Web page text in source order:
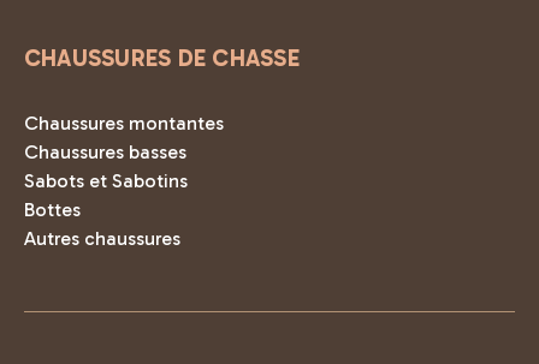
CHAUSSURES DE CHASSE
Chaussures montantes
Chaussures basses
Sabots et Sabotins
Bottes
Autres chaussures